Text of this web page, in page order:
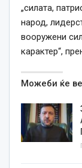
„силата,
народ,
вооружени
карактер“,
Можеби ќе